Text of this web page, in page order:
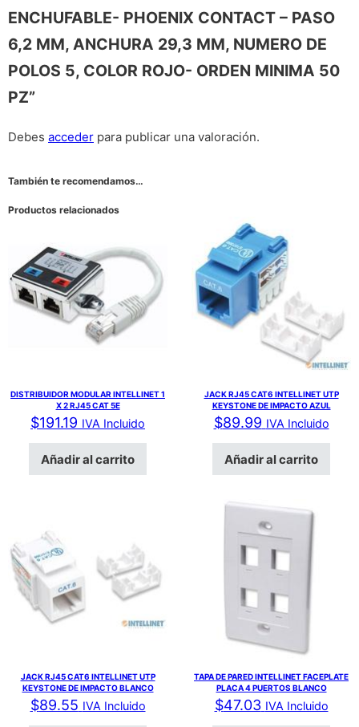
ENCHUFABLE- PHOENIX CONTACT – PASO
6,2 MM, ANCHURA 29,3 MM, NUMERO DE
POLOS 5, COLOR ROJO- ORDEN MINIMA 50
PZ”
Debes acceder para publicar una valoración.
También te recomendamos…
Productos relacionados
DISTRIBUIDOR MODULAR INTELLINET 1
X 2 RJ45 CAT 5E
$191.19 IVA Incluido
Añadir al carrito
JACK RJ45 CAT6 INTELLINET UTP
KEYSTONE DE IMPACTO AZUL
$89.99 IVA Incluido
Añadir al carrito
JACK RJ45 CAT6 INTELLINET UTP
KEYSTONE DE IMPACTO BLANCO
$89.55 IVA Incluido
TAPA DE PARED INTELLINET FACEPLATE
PLACA 4 PUERTOS BLANCO
$47.03 IVA Incluido